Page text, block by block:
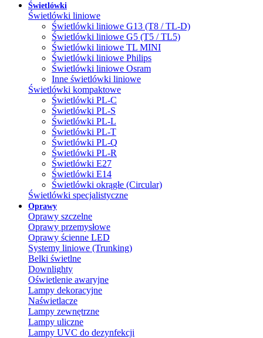
Świetlówki
Świetlówki liniowe
Świetlówki liniowe G13 (T8 / TL-D)
Świetlówki liniowe G5 (T5 / TL5)
Świetlówki liniowe TL MINI
Świetlówki liniowe Philips
Świetlówki liniowe Osram
Inne świetlówki liniowe
Świetlówki kompaktowe
Świetlówki PL-C
Świetlówki PL-S
Świetlówki PL-L
Świetlówki PL-T
Świetlówki PL-Q
Świetlówki PL-R
Świetlówki E27
Świetlówki E14
Świetlówki okrągłe (Circular)
Świetlówki specjalistyczne
Oprawy
Oprawy szczelne
Oprawy przemysłowe
Oprawy ścienne LED
Systemy liniowe (Trunking)
Belki świetlne
Downlighty
Oświetlenie awaryjne
Lampy dekoracyjne
Naświetlacze
Lampy zewnętrzne
Lampy uliczne
Lampy UVC do dezynfekcji